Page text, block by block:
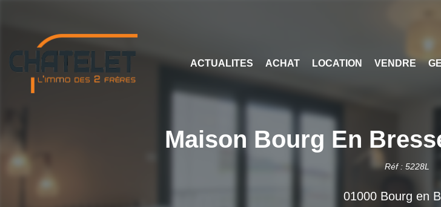
ACTUALITES ACHAT LOCATION VENDRE
Maison Bourg En
Réf : 5228L
01000 Bourg en